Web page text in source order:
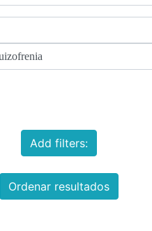
Add filters:
Ordenar resultados